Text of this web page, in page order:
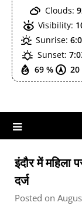
69 % 20
Clouds:
Visibility:
Sunrise:
Sunset:
इंदौर में महिला
दर्ज
Posted on